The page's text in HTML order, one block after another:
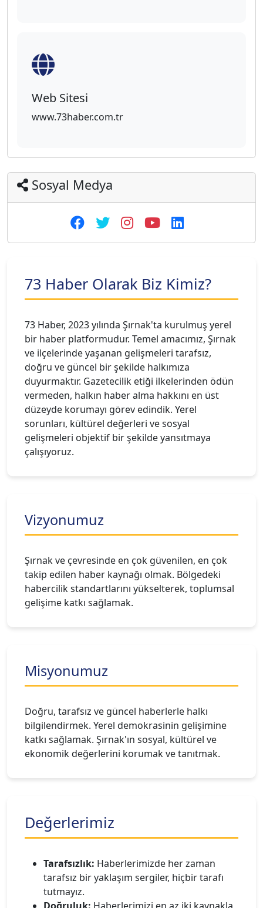
Web Sitesi
www.73haber.com.tr
Sosyal Medya
73 Haber Olarak Biz Kimiz?
73 Haber, 2023 yılında Şırnak'ta kurulmuş yerel
bir haber platformudur. Temel amacımız, Şırnak
ve ilçelerinde yaşanan gelişmeleri tarafsız,
doğru ve güncel bir şekilde halkımıza
duyurmaktır. Gazetecilik etiği ilkelerinden ödün
vermeden, halkın haber alma hakkını en üst
düzeyde korumayı görev edindik. Yerel
sorunları, kültürel değerleri ve sosyal
gelişmeleri objektif bir şekilde yansıtmaya
çalışıyoruz.
Vizyonumuz
Şırnak ve çevresinde en çok güvenilen, en çok
takip edilen haber kaynağı olmak. Bölgedeki
habercilik standartlarını yükselterek, toplumsal
gelişime katkı sağlamak.
Misyonumuz
Doğru, tarafsız ve güncel haberlerle halkı
bilgilendirmek. Yerel demokrasinin gelişimine
katkı sağlamak. Şırnak'ın sosyal, kültürel ve
ekonomik değerlerini korumak ve tanıtmak.
Değerlerimiz
Tarafsızlık: Haberlerimizde her zaman
tarafsız bir yaklaşım sergiler, hiçbir tarafı
tutmayız.